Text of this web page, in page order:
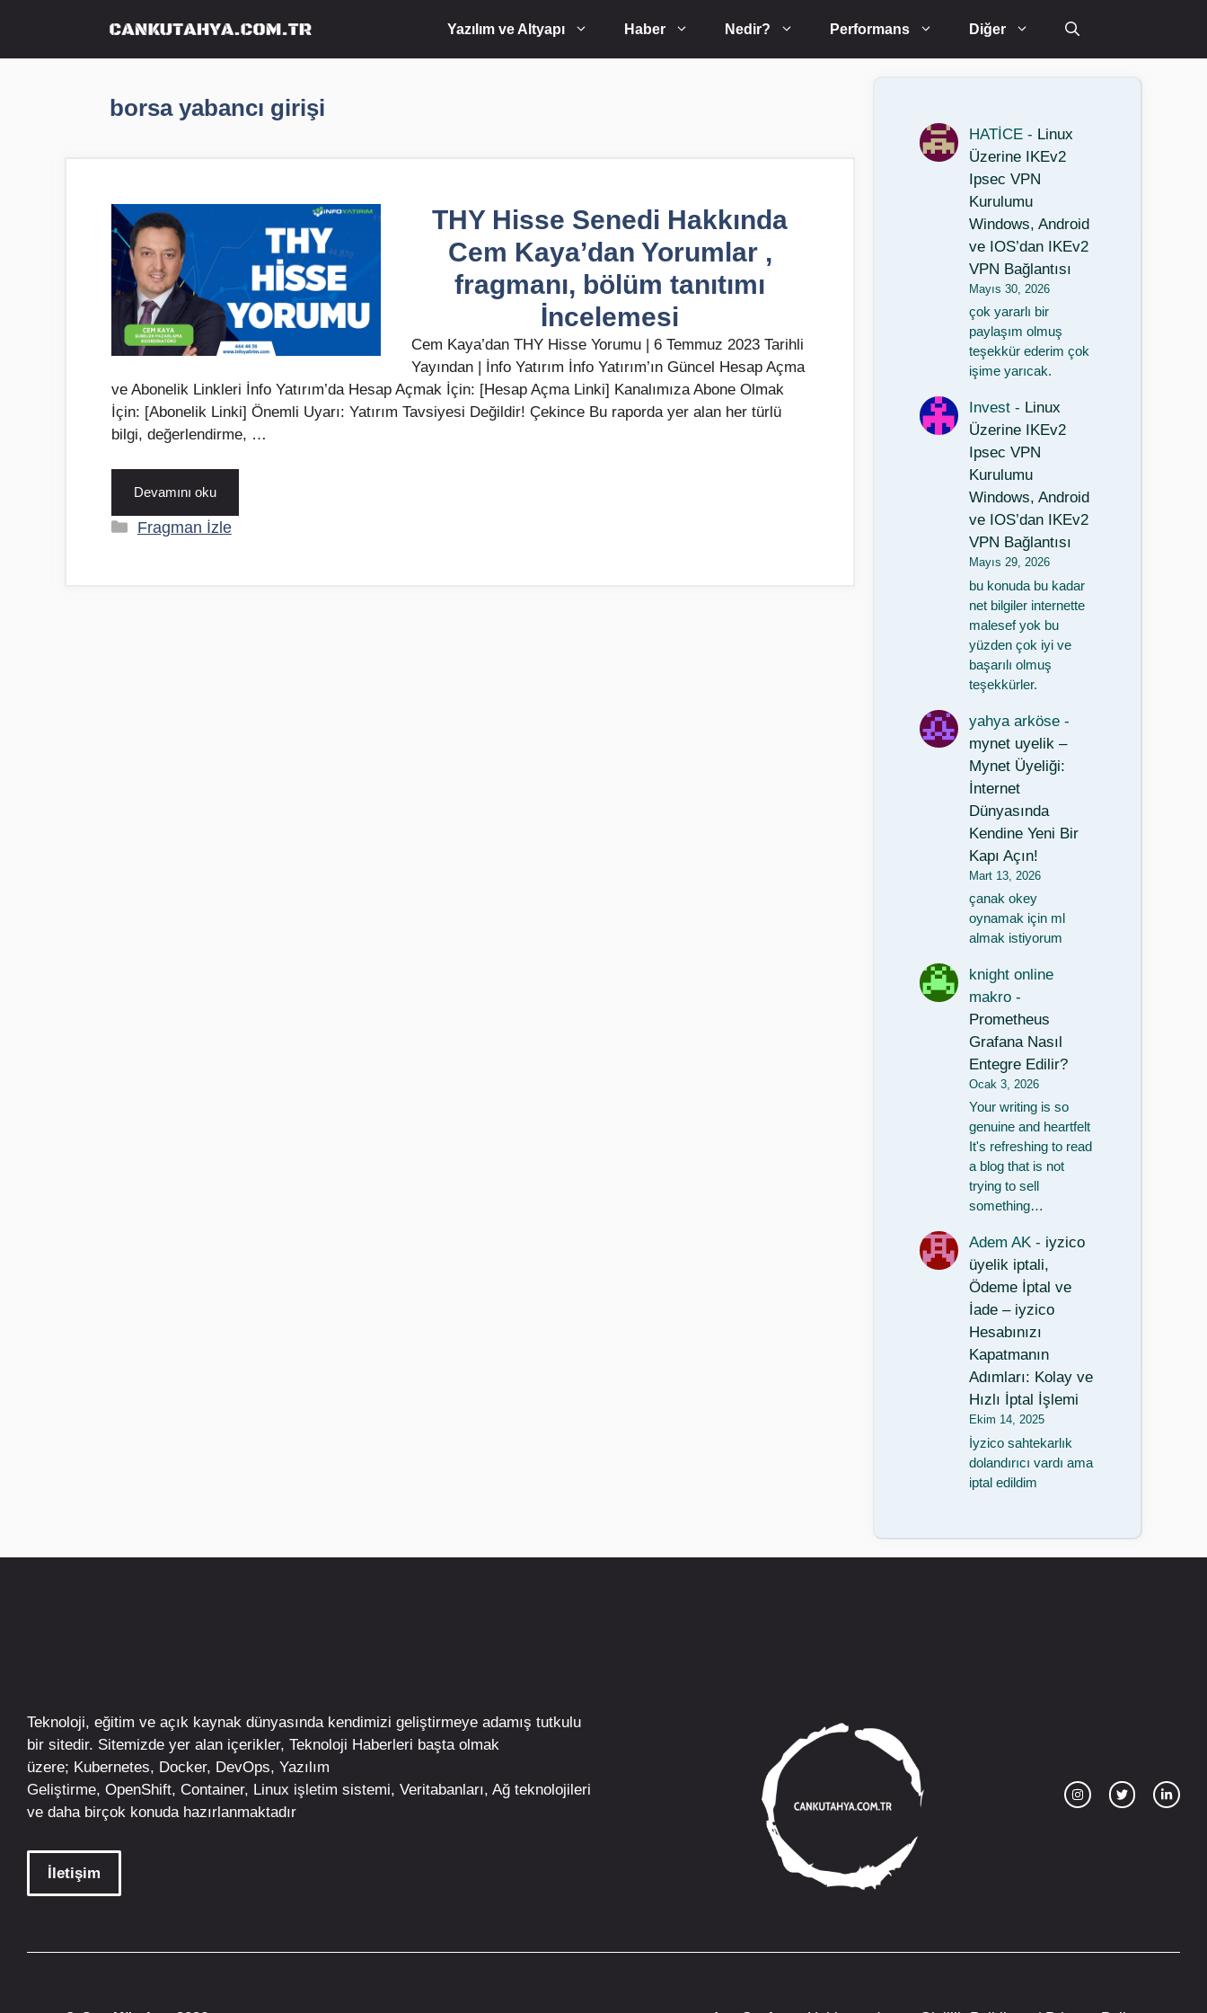
Yazılım ve Altyapı Haber Nedir? Performans Diğer
borsa yabancı girişi
THY Hisse Senedi Hakkında
Cem Kaya’dan Yorumlar ,
fragmanı, bölüm tanıtımı
İncelemesi
Cem Kaya’dan THY Hisse Yorumu | 6 Temmuz 2023 Tarihli
Yayından | İnfo Yatırım İnfo Yatırım’ın Güncel Hesap Açma
ve Abonelik Linkleri İnfo Yatırım’da Hesap Açmak İçin: [Hesap Açma Linki] Kanalımıza Abone Olmak
İçin: [Abonelik Linki] Önemli Uyarı: Yatırım Tavsiyesi Değildir! Çekince Bu raporda yer alan her türlü
bilgi, değerlendirme, …
Devamını oku
Kategoriler
Fragman İzle
HATİCE - Linux
Üzerine IKEv2
Ipsec VPN
Kurulumu
Windows, Android
ve IOS’dan IKEv2
VPN Bağlantısı
Mayıs 30, 2026
çok yararlı bir
paylaşım olmuş
teşekkür ederim çok
işime yarıcak.
Invest - Linux
Üzerine IKEv2
Ipsec VPN
Kurulumu
Windows, Android
ve IOS’dan IKEv2
VPN Bağlantısı
Mayıs 29, 2026
bu konuda bu kadar
net bilgiler internette
malesef yok bu
yüzden çok iyi ve
başarılı olmuş
teşekkürler.
yahya arköse -
mynet uyelik –
Mynet Üyeliği:
İnternet
Dünyasında
Kendine Yeni Bir
Kapı Açın!
Mart 13, 2026
çanak okey
oynamak için ml
almak istiyorum
knight online
makro -
Prometheus
Grafana Nasıl
Entegre Edilir?
Ocak 3, 2026
Your writing is so
genuine and heartfelt
It's refreshing to read
a blog that is not
trying to sell
something…
Adem AK - iyzico
üyelik iptali,
Ödeme İptal ve
İade – iyzico
Hesabınızı
Kapatmanın
Adımları: Kolay ve
Hızlı İptal İşlemi
Ekim 14, 2025
İyzico sahtekarlık
dolandırıcı vardı ama
iptal edildim
Teknoloji, eğitim ve açık kaynak dünyasında kendimizi geliştirmeye adamış tutkulu
bir sitedir. Sitemizde yer alan içerikler, Teknoloji Haberleri başta olmak
üzere; Kubernetes, Docker, DevOps, Yazılım
Geliştirme, OpenShift, Container, Linux işletim sistemi, Veritabanları, Ağ teknolojileri
ve daha birçok konuda hazırlanmaktadır
İletişim